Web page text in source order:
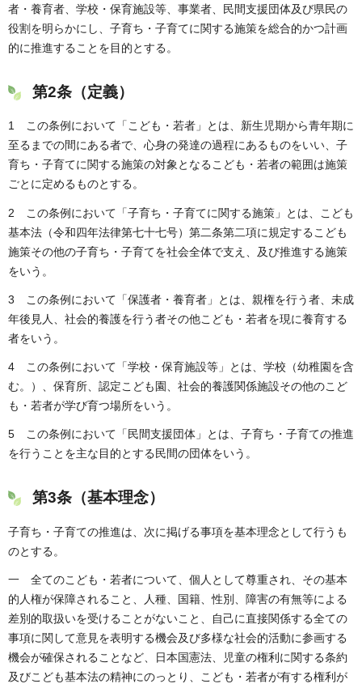
者・養育者、学校・保育施設等、事業者、民間支援団体及び県民の
役割を明らかにし、子育ち・子育てに関する施策を総合的かつ計画
的に推進することを目的とする。
第2条（定義）
1 この条例において「こども・若者」とは、新生児期から青年期に
至るまでの間にある者で、心身の発達の過程にあるものをいい、子
育ち・子育てに関する施策の対象となるこども・若者の範囲は施策
ごとに定めるものとする。
2 この条例において「子育ち・子育てに関する施策」とは、こども
基本法（令和四年法律第七十七号）第二条第二項に規定するこども
施策その他の子育ち・子育てを社会全体で支え、及び推進する施策
をいう。
3 この条例において「保護者・養育者」とは、親権を行う者、未成
年後見人、社会的養護を行う者その他こども・若者を現に養育する
者をいう。
4 この条例において「学校・保育施設等」とは、学校（幼稚園を含
む。）、保育所、認定こども園、社会的養護関係施設その他のこど
も・若者が学び育つ場所をいう。
5 この条例において「民間支援団体」とは、子育ち・子育ての推進
を行うことを主な目的とする民間の団体をいう。
第3条（基本理念）
子育ち・子育ての推進は、次に掲げる事項を基本理念として行うも
のとする。
一 全てのこども・若者について、個人として尊重され、その基本
的人権が保障されること、人種、国籍、性別、障害の有無等による
差別的取扱いを受けることがないこと、自己に直接関係する全ての
事項に関して意見を表明する機会及び多様な社会的活動に参画する
機会が確保されることなど、日本国憲法、児童の権利に関する条約
及びこども基本法の精神にのっとり、こども・若者が有する権利が